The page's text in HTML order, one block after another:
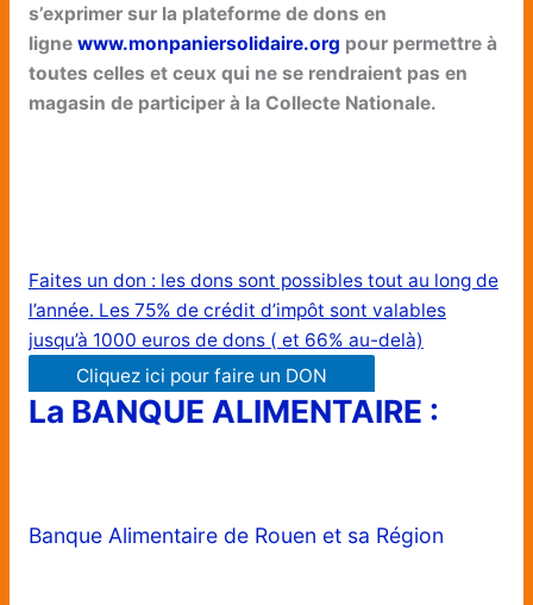
s’exprimer sur la plateforme de dons en
ligne www.monpaniersolidaire.org pour permettre à
toutes celles et ceux qui ne se rendraient pas en
magasin de participer à la Collecte Nationale.
Faites un don : les dons sont possibles tout au long de
l’année. Les 75% de crédit d’impôt sont valables
jusqu’à 1000 euros de dons ( et 66% au-delà)
Cliquez ici pour faire un DON
La BANQUE ALIMENTAIRE :
Banque Alimentaire de Rouen et sa Région